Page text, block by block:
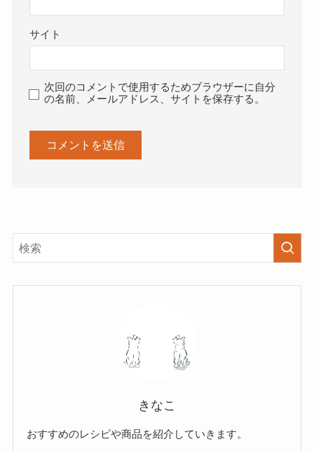
サイト
次回のコメントで使用するためブラウザーに自分
の名前、メールアドレス、サイトを保存する。
きなこ
おすすめのレシピや商品を紹介していきます。